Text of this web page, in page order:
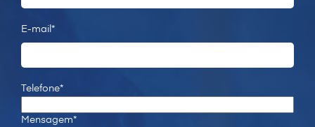
E-mail*
Telefone*
Mensagem*